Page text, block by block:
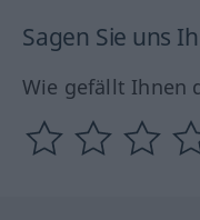
Sagen Sie uns
Wie gefällt Ihnen